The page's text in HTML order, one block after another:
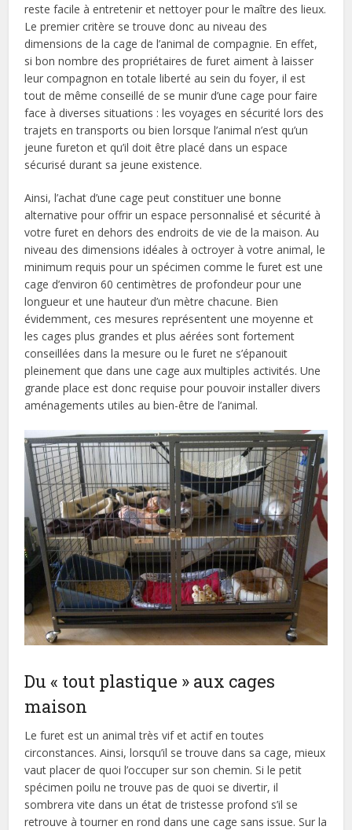
reste facile à entretenir et nettoyer pour le maître des lieux.
Le premier critère se trouve donc au niveau des
dimensions de la cage de l’animal de compagnie. En effet,
si bon nombre des propriétaires de furet aiment à laisser
leur compagnon en totale liberté au sein du foyer, il est
tout de même conseillé de se munir d’une cage pour faire
face à diverses situations : les voyages en sécurité lors des
trajets en transports ou bien lorsque l’animal n’est qu’un
jeune fureton et qu’il doit être placé dans un espace
sécurisé durant sa jeune existence.
Ainsi, l’achat d’une cage peut constituer une bonne
alternative pour offrir un espace personnalisé et sécurité à
votre furet en dehors des endroits de vie de la maison. Au
niveau des dimensions idéales à octroyer à votre animal, le
minimum requis pour un spécimen comme le furet est une
cage d’environ 60 centimètres de profondeur pour une
longueur et une hauteur d’un mètre chacune. Bien
évidemment, ces mesures représentent une moyenne et
les cages plus grandes et plus aérées sont fortement
conseillées dans la mesure ou le furet ne s’épanouit
pleinement que dans une cage aux multiples activités. Une
grande place est donc requise pour pouvoir installer divers
aménagements utiles au bien-être de l’animal.
Du « tout plastique » aux cages
maison
Le furet est un animal très vif et actif en toutes
circonstances. Ainsi, lorsqu’il se trouve dans sa cage, mieux
vaut placer de quoi l’occuper sur son chemin. Si le petit
spécimen poilu ne trouve pas de quoi se divertir, il
sombrera vite dans un état de tristesse profond s’il se
retrouve à tourner en rond dans une cage sans issue. Sur la